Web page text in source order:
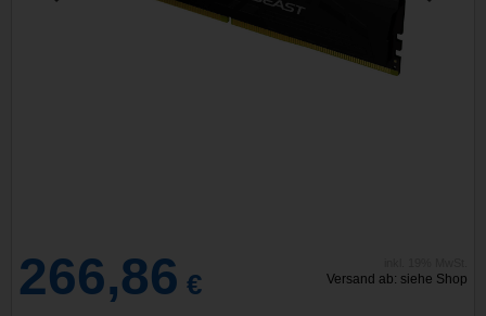
266,86 € Versand ab: siehe Shop